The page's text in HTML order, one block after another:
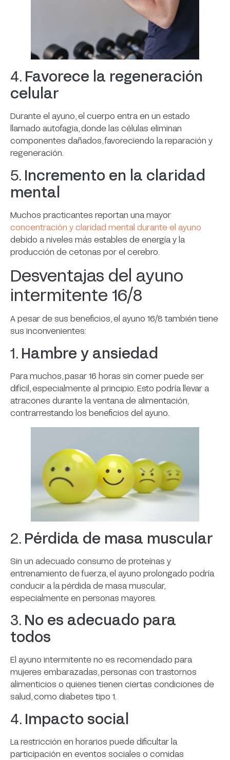
4. Favorece la regeneración
celular
Durante el ayuno, el cuerpo entra en un estado
llamado autofagia, donde las células eliminan
componentes dañados, favoreciendo la reparación y
regeneración.
5. Incremento en la claridad
mental
Muchos practicantes reportan una mayor
concentración y claridad mental durante el ayuno
debido a niveles más estables de energía y la
producción de cetonas por el cerebro.
Desventajas del ayuno
intermitente 16/8
A pesar de sus beneficios, el ayuno 16/8 también tiene
sus inconvenientes:
1. Hambre y ansiedad
Para muchos, pasar 16 horas sin comer puede ser
difícil, especialmente al principio. Esto podría llevar a
atracones durante la ventana de alimentación,
contrarrestando los beneficios del ayuno.
2. Pérdida de masa muscular
Sin un adecuado consumo de proteínas y
entrenamiento de fuerza, el ayuno prolongado podría
conducir a la pérdida de masa muscular,
especialmente en personas mayores.
3. No es adecuado para
todos
El ayuno intermitente no es recomendado para
mujeres embarazadas, personas con trastornos
alimenticios o quienes tienen ciertas condiciones de
salud, como diabetes tipo 1.
4. Impacto social
La restricción en horarios puede dificultar la
participación en eventos sociales o comidas